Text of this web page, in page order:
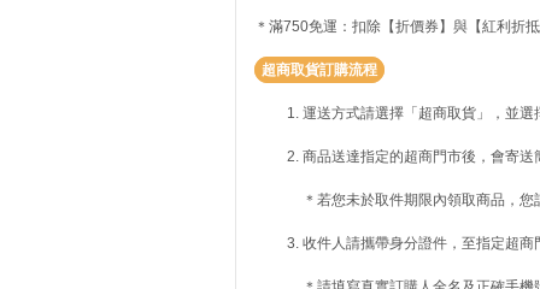
＊滿750免運：扣除【折價券】與【紅利折
超商取貨訂購流程
運送方式請選擇「超商取貨」，並
商品送達指定的超商門市後，會寄
＊若您未於取件期限內領取商品，
收件人請攜帶身分證件，至指定超